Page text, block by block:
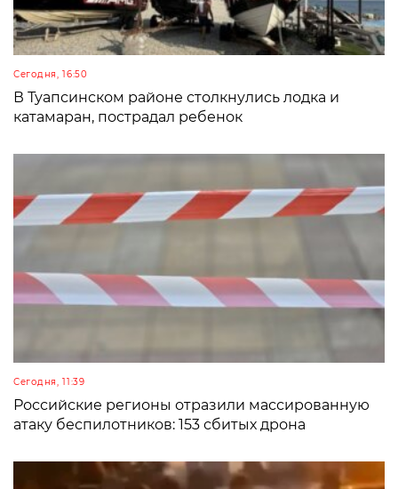
Сегодня, 16:50
В Туапсинском районе столкнулись лодка и
катамаран, пострадал ребенок
Сегодня, 11:39
Российские регионы отразили массированную
атаку беспилотников: 153 сбитых дрона